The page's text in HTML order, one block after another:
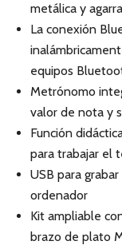
metálica y
La conexión
equipos
Metrónomo
valor de nota y
Función
para trabajar el
USB para
ordenador
Kit ampliable
brazo de plato